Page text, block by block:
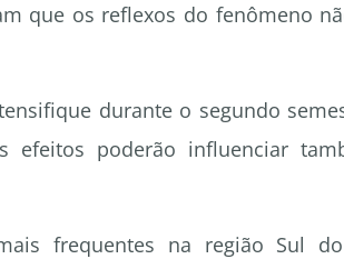
que os reflexos do fenômeno
durante o segundo
efeitos poderão influenciar
frequentes na região Sul